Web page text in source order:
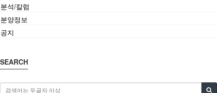
분석/칼럼
분양정보
공지
SEARCH